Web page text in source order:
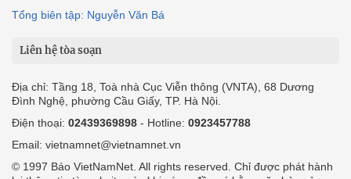
Tổng biên tập: Nguyễn Văn Bá
Liên hệ tòa soạn
Địa chỉ: Tầng 18, Toà nhà Cục Viễn thông (VNTA), 68 Dương
Đình Nghệ, phường Cầu Giấy, TP. Hà Nội.
Điện thoại: 02439369898 - Hotline: 0923457788
Email: vietnamnet@vietnamnet.vn
© 1997 Báo VietNamNet. All rights reserved. Chỉ được phát hành